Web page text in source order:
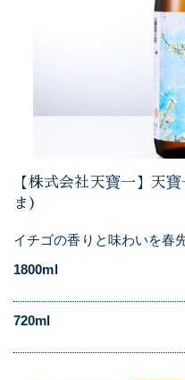
【株式会社天寶一】天
ま）
イチゴの香りと味わいを春
1800ml
720ml